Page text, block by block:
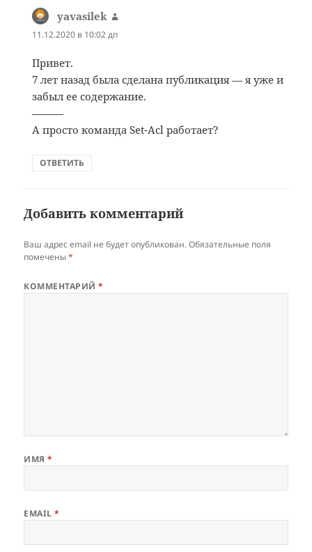
yavasilek
11.12.2020 в 10:02 дп
Привет.
7 лет назад была сделана публикация — я уже и
забыл ее содержание.
———
А просто команда Set-Acl работает?
ОТВЕТИТЬ
Добавить комментарий
Ваш адрес email не будет опубликован. Обязательные поля
помечены*
КОММЕНТАРИЙ*
ИМЯ*
EMAIL*